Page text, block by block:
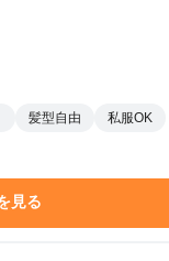
髪型自由
私服OK
見る